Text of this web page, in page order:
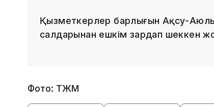
Қызметкерлер барлығын Ақсу-
салдарынан ешкім зардап шеккен
Фото: ТЖМ